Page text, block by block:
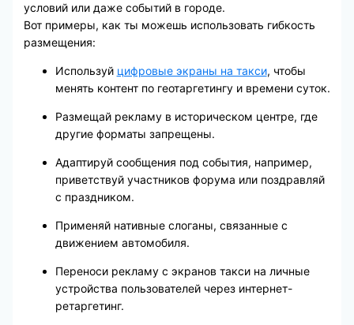
условий или даже событий в городе.
Вот примеры, как ты можешь использовать гибкость
размещения:
Используй цифровые экраны на такси, чтобы
менять контент по геотаргетингу и времени суток.
Размещай рекламу в историческом центре, где
другие форматы запрещены.
Адаптируй сообщения под события, например,
приветствуй участников форума или поздравляй
с праздником.
Применяй нативные слоганы, связанные с
движением автомобиля.
Переноси рекламу с экранов такси на личные
устройства пользователей через интернет-
ретаргетинг.